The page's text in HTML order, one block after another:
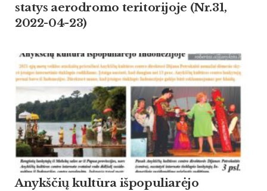
statys aerodromo teritorijoje (Nr.31,
2022-04-23)
Anykščių kultūra išpopuliarėjo